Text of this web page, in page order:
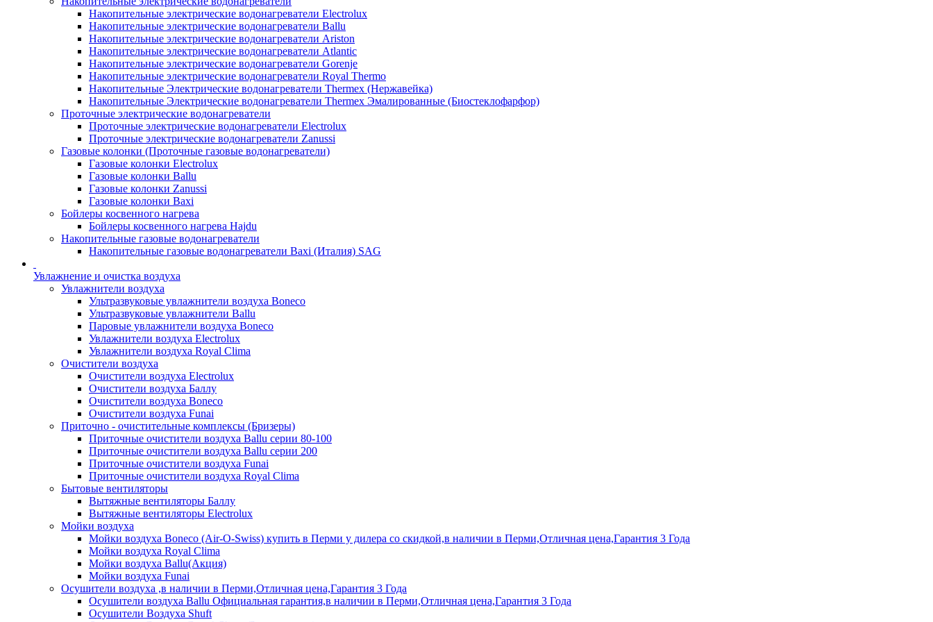
Накопительные электрические водонагреватели Electrolux
Накопительные электрические водонагреватели Ballu
Накопительные электрические водонагреватели Ariston
Накопительные электрические водонагреватели Atlantic
Накопительные электрические водонагреватели Gorenje
Накопительные электрические водонагреватели Royal Thermo
Накопительные Электрические водонагреватели Thermex (Нержавейка)
Накопительные Электрические водонагреватели Thermex Эмалированные (Биостеклофарфор)
Проточные электрические водонагреватели
Проточные электрические водонагреватели Electrolux
Проточные электрические водонагреватели Zanussi
Газовые колонки (Проточные газовые водонагреватели)
Газовые колонки Electrolux
Газовые колонки Ballu
Газовые колонки Zanussi
Газовые колонки Baxi
Бойлеры косвенного нагрева
Бойлеры косвенного нагрева Hajdu
Накопительные газовые водонагреватели
Накопительные газовые водонагреватели Baxi (Италия) SAG
Увлажнение и очистка воздуха
Увлажнители воздуха
Ультразвуковые увлажнители воздуха Boneco
Ультразвуковые увлажнители Ballu
Паровые увлажнители воздуха Boneco
Увлажнители воздуха Electrolux
Увлажнители воздуха Royal Clima
Очистители воздуха
Очистители воздуха Electrolux
Очистители воздуха Баллу
Очистители воздуха Boneco
Очистители воздуха Funai
Приточно - очистительные комплексы (Бризеры)
Приточные очистители воздуха Ballu серии 80-100
Приточные очистители воздуха Ballu серии 200
Приточные очистители воздуха Funai
Приточные очистители воздуха Royal Clima
Бытовые вентиляторы
Вытяжные вентиляторы Баллу
Вытяжные вентиляторы Electrolux
Мойки воздуха
Мойки воздуха Boneco (Air-O-Swiss) купить в Перми у дилера со скидкой,в наличии в Перми,Отличная цена,Гарантия 3 Года
Мойки воздуха Royal Clima
Мойки воздуха Ballu(Акция)
Мойки воздуха Funai
Осушители воздуха ,в наличии в Перми,Отличная цена,Гарантия 3 Года
Осушители воздуха Ballu Официальная гарантия,в наличии в Перми,Отличная цена,Гарантия 3 Года
Осушители Воздуха Shuft